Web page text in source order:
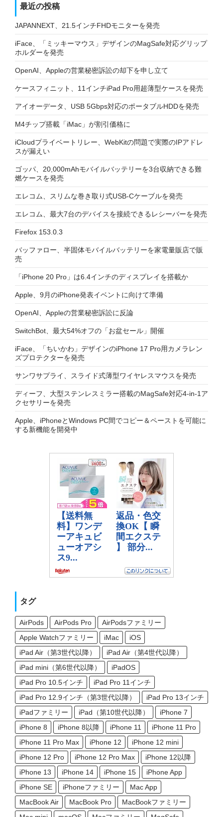
最近の投稿
JAPANNEXT、21.5インチFHDモニターを発売
iFace、「ミッキーマウス」デザインのMagSafe対応グリップ
ホルダーを発売
OpenAI、Appleの営業秘密訴訟の却下を申し立て
ケースフィニット、11インチiPad Pro用超薄型ケースを発売
アイオーデータ、USB 5Gbps対応のポータブルHDDを発売
M4チップ搭載「iMac」が割引価格に
iCloudプライベートリレー、WebKitの問題で実際のIPアドレ
スが漏えい
ゴッパ、20,000mAhモバイルバッテリーを3台収納できる難
燃ケースを発売
エレコム、スリムな巻き取り式USB-Cケーブルを発売
エレコム、最大7台のデバイスを接続できるレシーバーを発売
Firefox 153.0.3
バッファロー、半固体モバイルバッテリーを家電量販店で販
売
「iPhone 20 Pro」は6.4インチのディスプレイを搭載か
Apple、9月のiPhone発表イベントに向けて準備
OpenAI、Appleの営業秘密訴訟に反論
SwitchBot、最大54%オフの「お盆セール」開催
iFace、「ちいかわ」デザインのiPhone 17 Pro用カメラレン
ズプロテクターを発売
サンワサプライ、スライド式薄型ワイヤレスマウスを発売
ディーフ、大型ステンレスミラー搭載のMagSafe対応4-in-1ア
クセサリーを発売
Apple、iPhoneとWindows PC間でコピー＆ペーストを可能に
する新機能を開発中
タグ
AirPods AirPods Pro
AirPodsファミリー
Apple Watchファミリー
iMac
iOS
iPad Air（第3世代以降）
iPad Air（第4世代以降）
iPad mini（第6世代以降）
iPadOS
iPad Pro 10.5インチ
iPad Pro 11インチ
iPad Pro 12.9インチ（第3世代以降）
iPad Pro 13インチ
iPadファミリー
iPad（第10世代以降）
iPhone 7
iPhone 8
iPhone 8以降 iPhone 11
iPhone 11 Pro
iPhone 11 Pro Max
iPhone 12
iPhone 12 mini
iPhone 12 Pro
iPhone 12 Pro Max
iPhone 12以降
iPhone 13
iPhone 14 iPhone 15
iPhone App
iPhone SE
iPhoneファミリー
Mac App
MacBook Air
MacBook Pro
MacBookファミリー